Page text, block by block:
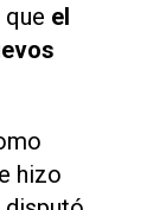
que el
hizo